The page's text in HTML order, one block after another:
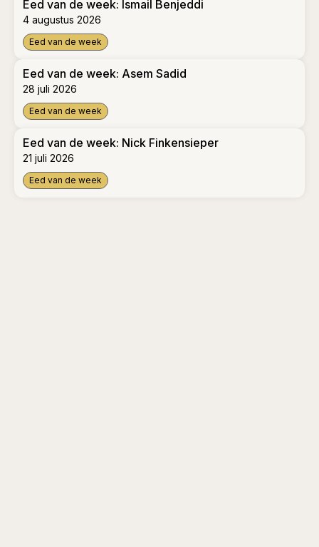
Eed van de week: Ismail Benjeddi
4 augustus 2026
Eed van de week
Eed van de week: Asem Sadid
28 juli 2026
Eed van de week
Eed van de week: Nick Finkensieper
21 juli 2026
Eed van de week